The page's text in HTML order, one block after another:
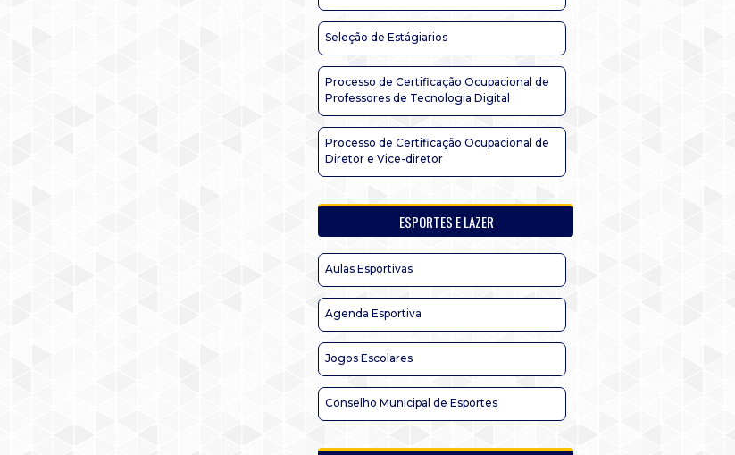
Seleção de Estágiarios
Processo de Certificação Ocupacional de
Professores de Tecnologia Digital
Processo de Certificação Ocupacional de
Diretor e Vice-diretor
ESPORTES E LAZER
Aulas Esportivas
Agenda Esportiva
Jogos Escolares
Conselho Municipal de Esportes